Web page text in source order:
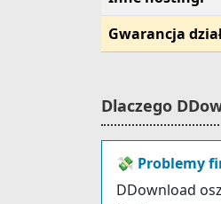
Gwarancja
Dlaczego
💸 Problemy
DDownload